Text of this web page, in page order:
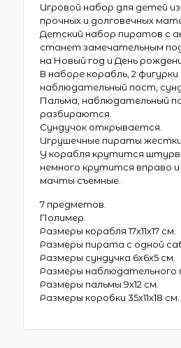
Игровой набор для детей
прочных и долговечных
Детский набор пиратов с
станет замечательным
на Новый год и День
В наборе корабль, 2
наблюдательный пост,
Пальма, наблюдательный
разбираются.
Сундучок открывается.
Игрушечные пираты
У корабля крутится
немного крутится вправо
мачты съемные.
7 предметов.
Полимер.
Размеры корабля 17х11х17 см.
Размеры пирата с одной
Размеры сундучка 6х6х5 см.
Размеры наблюдательного
Размеры пальмы 9х12 см.
Размеры коробки 35х11х18 см.